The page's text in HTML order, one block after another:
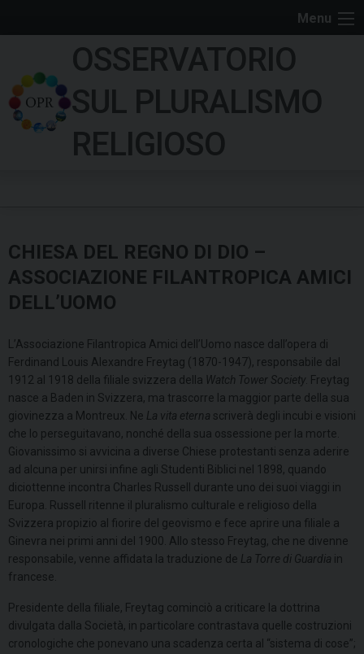
k
Menu
OSSERVATORIO
SUL PLURALISMO
RELIGIOSO
CHIESA DEL REGNO DI DIO –
ASSOCIAZIONE FILANTROPICA AMICI
DELL’UOMO
L’Associazione Filantropica Amici dell’Uomo nasce dall’opera di
Ferdinand Louis Alexandre Freytag (1870-1947), responsabile dal
1912 al 1918 della filiale svizzera della Watch Tower Society. Freytag
nasce a Baden in Svizzera, ma trascorre la maggior parte della sua
giovinezza a Montreux. Ne La vita eterna scriverà degli incubi e visioni
che lo perseguitavano, nonché della sua ossessione per la morte.
Giovanissimo si avvicina a diverse Chiese protestanti senza aderire
ad alcuna per unirsi infine agli Studenti Biblici nel 1898, quando
diciottenne incontra Charles Russell durante uno dei suoi viaggi in
Europa. Russell ritenne il pluralismo culturale e religioso della
Svizzera propizio al fiorire del geovismo e fece aprire una filiale a
Ginevra nei primi anni del 1900. Allo stesso Freytag, che ne divenne
responsabile, venne affidata la traduzione de La Torre di Guardia in
francese.
Presidente della filiale, Freytag cominciò a criticare la dottrina
divulgata dalla Società, in particolare contrastava quelle costruzioni
cronologiche che ponevano una scadenza certa al “sistema di cose”;